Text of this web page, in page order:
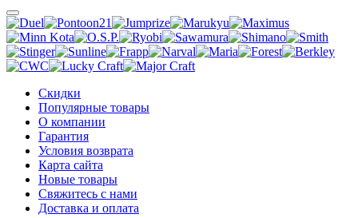
Скидки
Популярные товары
О компании
Гарантия
Условия возврата
Карта сайта
Новые товары
Свяжитесь с нами
Доставка и оплата